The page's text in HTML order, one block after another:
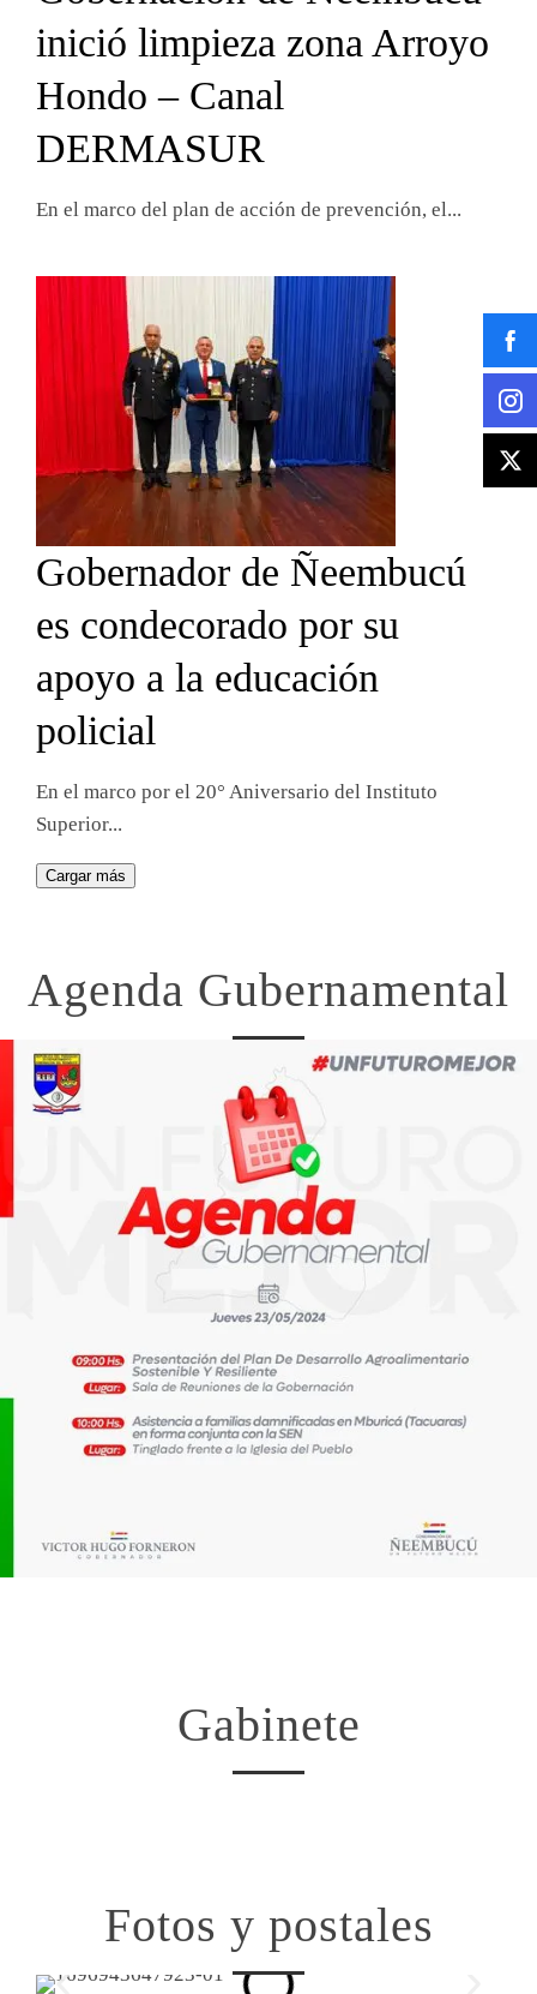
inició limpieza zona Arroyo
Hondo – Canal
DERMASUR
En el marco del plan de acción de prevención, el...
Gobernador de Ñeembucú
es condecorado por su
apoyo a la educación
policial
En el marco por el 20° Aniversario del Instituto
Superior...
Cargar más
Agenda Gubernamental
Gabinete
Fotos y postales